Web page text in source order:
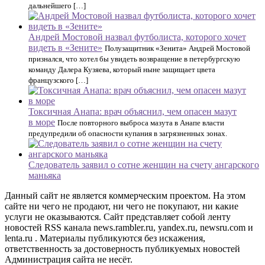
дальнейшего […]
Андрей Мостовой назвал футболиста, которого хочет
видеть в «Зените» Полузащитник «Зенита» Андрей Мостовой
признался, что хотел бы увидеть возвращение в петербургскую
команду Далера Кузяева, который ныне защищает цвета
французского […]
Токсичная Анапа: врач объяснил, чем опасен мазут
в море После повторного выброса мазута в Анапе власти
предупредили об опасности купания в загрязненных зонах.
Следователь заявил о сотне женщин на счету ангарского
маньяка
Данный сайт не является коммерческим проектом. На этом
сайте ни чего не продают, ни чего не покупают, ни какие
услуги не оказываются. Сайт представляет собой ленту
новостей RSS канала news.rambler.ru, yandex.ru, newsru.com и
lenta.ru . Материалы публикуются без искажения,
ответственность за достоверность публикуемых новостей
Администрация сайта не несёт.